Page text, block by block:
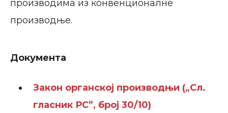
производима из конвенционалне
производње.
Документа
Закон органској производњи („Сл.
гласник РС”, број 30/10)